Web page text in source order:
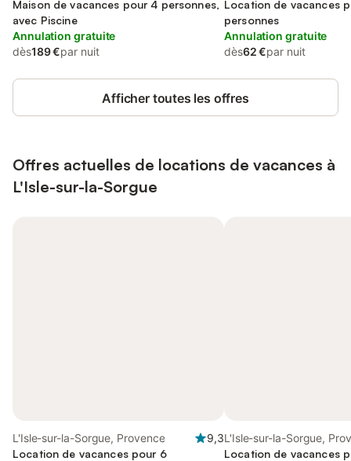
Maison de vacances pour 4 personnes,
avec Piscine
Annulation gratuite
dès189 €par nuit
Location de vacances
personnes
Annulation gratuite
dès62 €par nuit
Afficher toutes les offres
Offres actuelles de locations de vacances à
L'Isle-sur-la-Sorgue
L'Isle-sur-la-Sorgue, Provence
9,3
Location de vacances pour 6
L'Isle-sur-la-Sorgue,
Location de vacances